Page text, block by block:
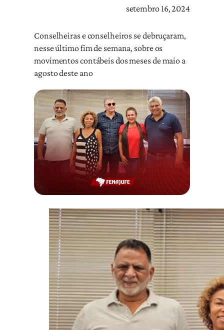
setembro 16, 2024
Conselheiras e conselheiros se debruçaram,
nesse último fim de semana, sobre os
movimentos contábeis dos meses de maio a
agosto deste ano